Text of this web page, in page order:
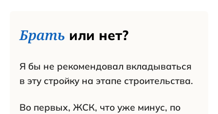
Брать или нет?
Я бы не рекомендовал вкладываться
в эту стройку на этапе строительства.
Во первых, ЖСК, что уже минус, по